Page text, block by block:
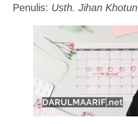
Penulis: Usth. Jihan Khotun